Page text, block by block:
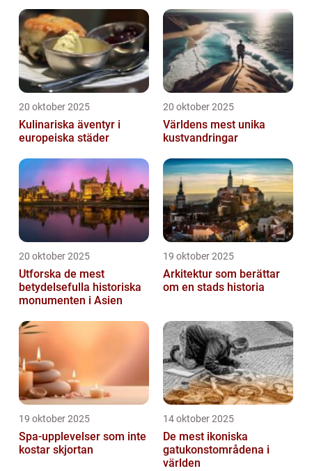
20 oktober 2025
Kulinariska äventyr i
europeiska städer
20 oktober 2025
Världens mest unika
kustvandringar
20 oktober 2025
Utforska de mest
betydelsefulla historiska
monumenten i Asien
19 oktober 2025
Arkitektur som berättar
om en stads historia
19 oktober 2025
Spa-upplevelser som inte
kostar skjortan
14 oktober 2025
De mest ikoniska
gatukonstområdena i
världen